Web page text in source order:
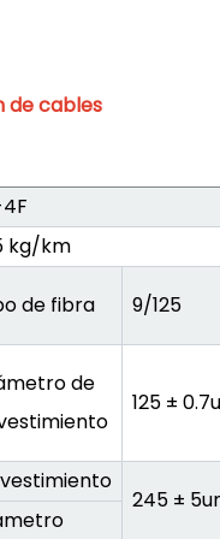
de cables
kg/km
de fibra 9/125
de
125 ±
245 ±